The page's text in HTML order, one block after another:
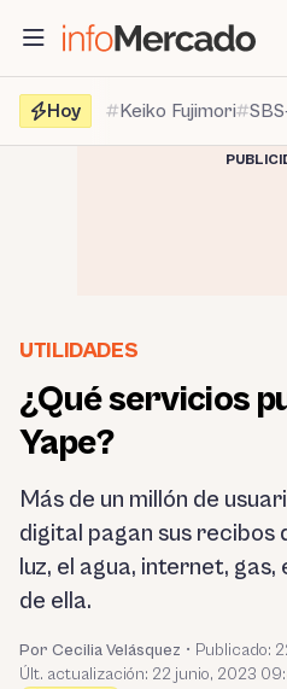
contenido
Hoy
Keiko Fujimori
UTILIDADES
¿Qué servicios
Yape?
Más de un millón de
digital pagan sus recibos
luz, el agua, internet,
de ella.
Por Cecilia Velásquez • Publicado:
Últ. actualización: 22 junio, 2023